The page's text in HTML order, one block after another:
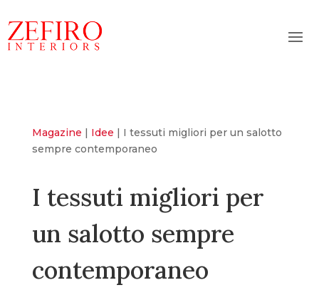
Magazine | Idee | I tessuti migliori per un salotto
sempre contemporaneo
I tessuti migliori per
un salotto sempre
contemporaneo